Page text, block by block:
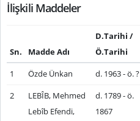
İlişkili Maddeler
Sn. Madde Adı
D.Tarihi /
Ö.Tarihi
1
Özde Ünkan d. 1963 - ö. ?
2
LEBÎB, Mehmed
Lebîb Efendi,
d. 1789 - ö.
1867